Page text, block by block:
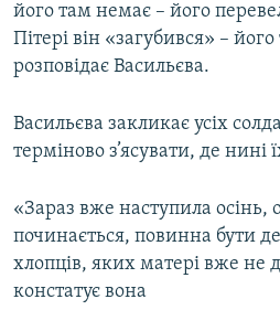
його там немає – його
Пітері він «загубився» –
розповідає Васильєва.
Васильєва закликає усіх
терміново з’ясувати, де нині
«Зараз вже наступила осінь,
починається, повинна бути
хлопців, яких матері вже не
констатує вона